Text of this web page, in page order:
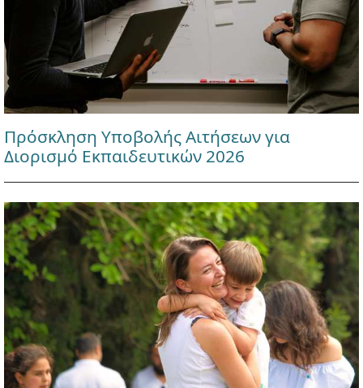
Πρόσκληση Υποβολής Αιτήσεων για
Διορισμό Εκπαιδευτικών 2026